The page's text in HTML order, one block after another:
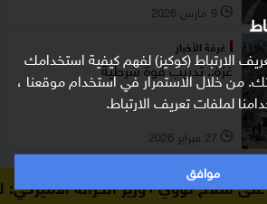
الارتباط (كوكيز) لفهم كيفية استخدامك
من خلال الاستمرار في استخدام موقعنا ،
لملفات تعريف الارتباط.
موافق
l 9 مارس 2026
غرفة الأخبار
غزة.. تدريب قوة شرطية
l 27 فبراير 2026
شرق أوسط
محكمة إسرائيل العليا تسمح لمنظمات
الخزانة الأميركي: لن نسمح